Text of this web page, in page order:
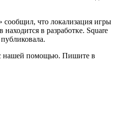
сообщил, что локализация игры
в разработке. Square
нашей помощью. Пишите в